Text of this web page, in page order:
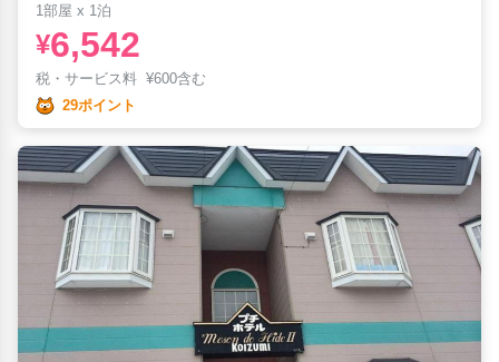
1部屋 x 1泊
¥6,542
税・サービス料 ¥600含む
29ポイント